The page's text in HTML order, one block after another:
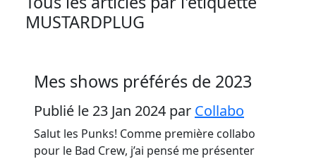
MUSTARDPLUG
Mes shows préférés de 2023
Publié le 23 Jan 2024 par Collabo
Salut les Punks! Comme première collabo
pour le Bad Crew, j’ai pensé me présenter